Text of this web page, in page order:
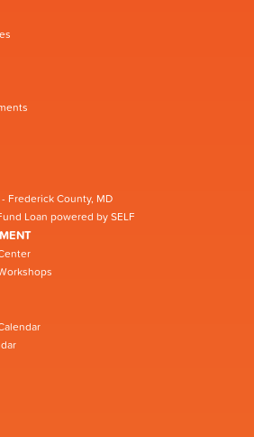
- Frederick County, MD
Loan powered by SELF